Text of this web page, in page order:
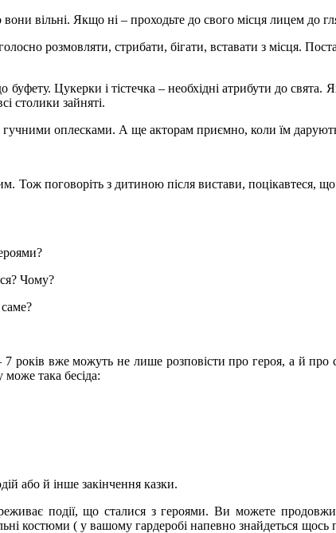
вільні. Якщо ні – проходьте до свого місця лицем до
розмовляти, стрибати, бігати, вставати з місця.
Цукерки і тістечка – необхідні атрибути до
столики зайняті.
оплесками. А ще акторам приємно, коли їм
Тож поговоріть з дитиною після вистави, поцікавтеся,
Чому?
років вже можуть не лише розповісти про героя, а й про
така бесіда:
або й інше закінчення казки.
події, що сталися з героями. Ви можете
костюми ( у вашому гардеробі напевно знайдеться